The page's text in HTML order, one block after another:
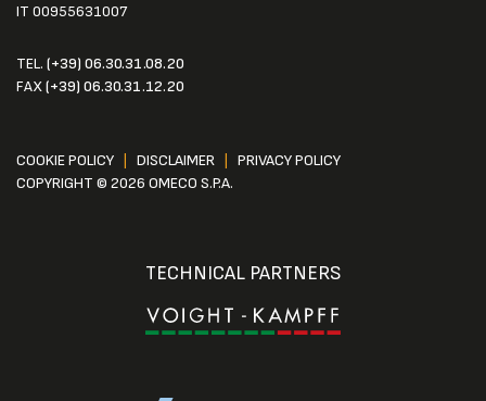
IT 00955631007
TEL. (+39) 06.30.31.08.20
FAX(+39) 06.30.31.12.20
COOKIE POLICY DISCLAIMER
PRIVACY POLICY
COPYRIGHT © 2026 OMECO S.P.A.
TECHNICAL PARTNERS